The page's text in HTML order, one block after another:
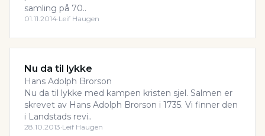
samling på 70..
01.11.2014·Leif Haugen
Nu da til lykke
Hans Adolph Brorson
Nu da til lykke med kampen kristen sjel. Salmen er
skrevet av Hans Adolph Brorson i 1735. Vi finner den
i Landstads revi..
28.10.2013·Leif Haugen